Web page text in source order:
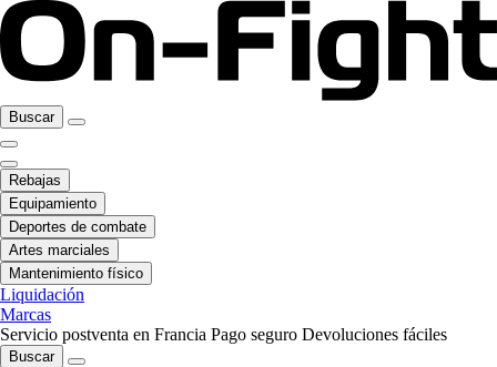
Buscar
Rebajas
Equipamiento
Deportes de combate
Artes marciales
Mantenimiento físico
Liquidación
Marcas
Servicio postventa en Francia Pago seguro Devoluciones fáciles
Buscar